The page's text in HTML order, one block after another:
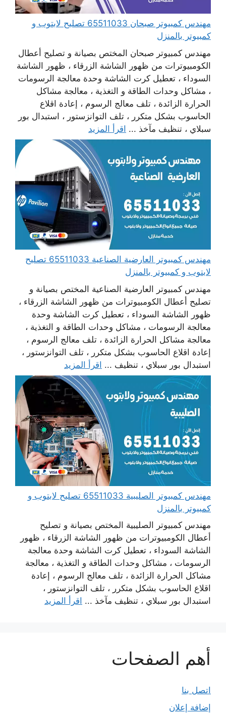
مهندس كمبيوتر صبحان 65511033 تصليح لابتوب و
كمبيوتر بالمنزل
مهندس كمبيوتر صبحان المختص بصيانة و تصليح أعطال
الكومبيوترات من ظهور الشاشة الزرقاء ، ظهور الشاشة
السوداء ، تعطيل كرت الشاشة وحدة معالجة الرسومات
، مشاكل وحدات الطاقة و التغذية ، معالجة مشاكل
الحرارة الزائدة ، تلف معالج الرسوم ، إعادة اقلاع
الحاسوب بشكل متكرر ، تلف التوانزستور ، استبدال بور
سبلاي ، تنظيف مآخذ ... اقرأ المزيد
مهندس كمبيوتر العارضية الصناعية 65511033 تصليح
لابتوب و كمبيوتر بالمنزل
مهندس كمبيوتر العارضية الصناعية المختص بصيانة و
تصليح أعطال الكومبيوترات من ظهور الشاشة الزرقاء ،
ظهور الشاشة السوداء ، تعطيل كرت الشاشة وحدة
معالجة الرسومات ، مشاكل وحدات الطاقة و التغذية ،
معالجة مشاكل الحرارة الزائدة ، تلف معالج الرسوم ،
إعادة اقلاع الحاسوب بشكل متكرر ، تلف التوانزستور ،
استبدال بور سبلاي ، تنظيف ... اقرأ المزيد
مهندس كمبيوتر الصليبية 65511033 تصليح لابتوب و
كمبيوتر بالمنزل
مهندس كمبيوتر الصليبية المختص بصيانة و تصليح
أعطال الكومبيوترات من ظهور الشاشة الزرقاء ، ظهور
الشاشة السوداء ، تعطيل كرت الشاشة وحدة معالجة
الرسومات ، مشاكل وحدات الطاقة و التغذية ، معالجة
مشاكل الحرارة الزائدة ، تلف معالج الرسوم ، إعادة
اقلاع الحاسوب بشكل متكرر ، تلف التوانزستور ،
استبدال بور سبلاي ، تنظيف مآخذ ... اقرأ المزيد
أهم الصفحات
اتصل بنا
إضافة إعلان